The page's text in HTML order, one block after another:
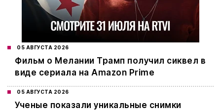
05 АВГУСТА 2026
Фильм о Мелании Трамп получил сиквел в
виде сериала на Amazon Prime
05 АВГУСТА 2026
Ученые показали уникальные снимки